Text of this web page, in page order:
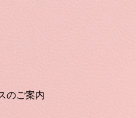
のご案内